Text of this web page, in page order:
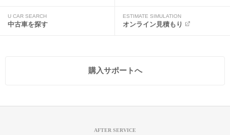
U CAR SEARCH
中古車を探す
ESTIMATE SIMULATION
オンライン見積もり
購入サポートへ
AFTER SERVICE